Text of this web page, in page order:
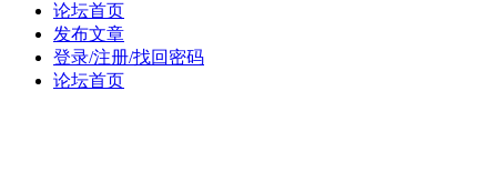
论坛首页
发布文章
登录/注册/找回密码
论坛首页